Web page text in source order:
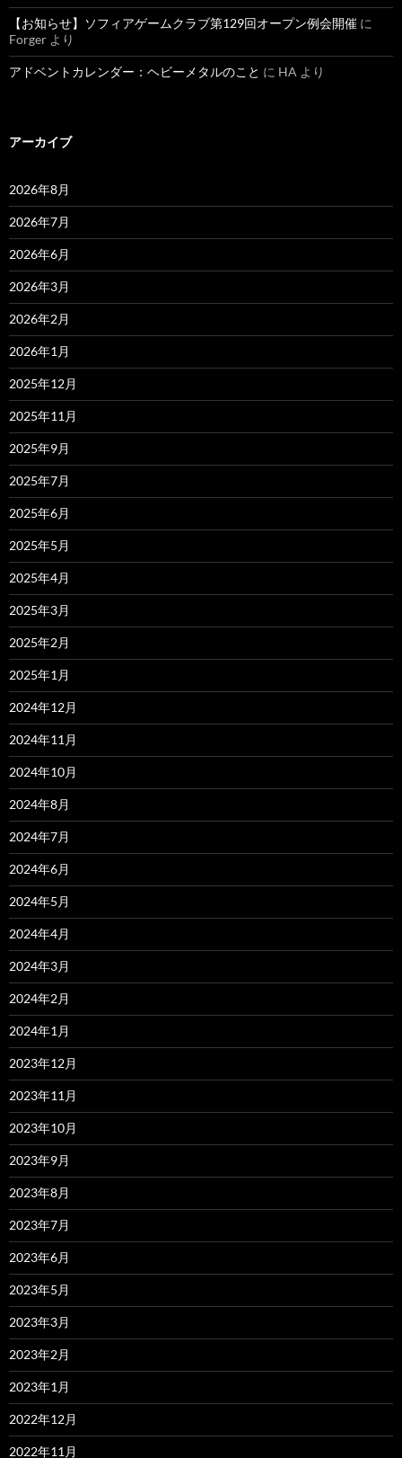
【お知らせ】ソフィアゲームクラブ第129回オープン例会開催 に
Forger より
アドベントカレンダー：ヘビーメタルのこと に HA より
アーカイブ
2026年8月
2026年7月
2026年6月
2026年3月
2026年2月
2026年1月
2025年12月
2025年11月
2025年9月
2025年7月
2025年6月
2025年5月
2025年4月
2025年3月
2025年2月
2025年1月
2024年12月
2024年11月
2024年10月
2024年8月
2024年7月
2024年6月
2024年5月
2024年4月
2024年3月
2024年2月
2024年1月
2023年12月
2023年11月
2023年10月
2023年9月
2023年8月
2023年7月
2023年6月
2023年5月
2023年3月
2023年2月
2023年1月
2022年12月
2022年11月